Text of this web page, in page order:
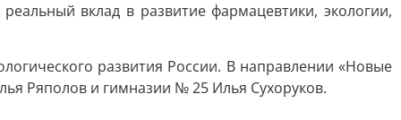
вклад в развитие фармацевтики, экологии,
развития России. В направлении «Новые
Ряполов и гимназии № 25 Илья Сухоруков.